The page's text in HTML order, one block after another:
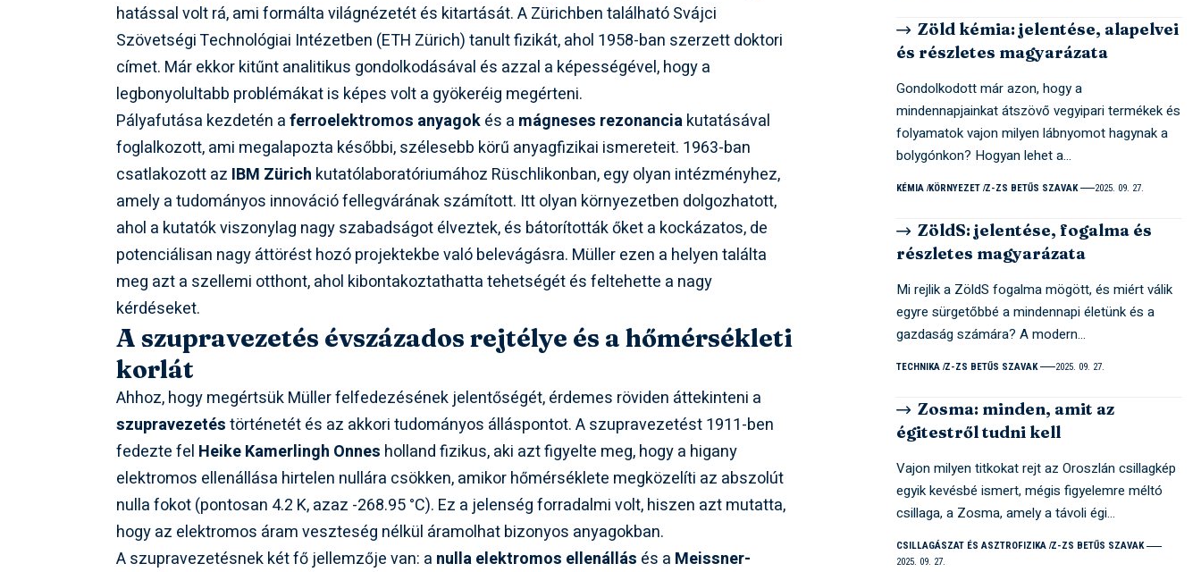
hatással volt rá, ami formálta világnézetét és kitartását. A Zürichben található Svájci
Szövetségi Technológiai Intézetben (ETH Zürich) tanult fizikát, ahol 1958-ban szerzett doktori
címet. Már ekkor kitűnt analitikus gondolkodásával és azzal a képességével, hogy a
legbonyolultabb problémákat is képes volt a gyökeréig megérteni.
Pályafutása kezdetén aferroelektromos anyagokés a mágneses rezonanciakutatásával
foglalkozott, ami megalapozta későbbi, szélesebb körű anyagfizikai ismereteit. 1963-ban
csatlakozott az IBM Zürich kutatólaboratóriumához Rüschlikonban, egy olyan intézményhez,
amely a tudományos innováció fellegvárának számított. Itt olyan környezetben dolgozhatott,
ahol a kutatók viszonylag nagy szabadságot élveztek, és bátorították őket a kockázatos, de
potenciálisan nagy áttörést hozó projektekbe való belevágásra. Müller ezen a helyen találta
meg azt a szellemi otthont, ahol kibontakoztathatta tehetségét és feltehette a nagy
kérdéseket.
A szupravezetés évszázados rejtélye és a hőmérsékleti
korlát
Ahhoz, hogy megértsük Müller felfedezésének jelentőségét, érdemes röviden áttekinteni a
szupravezetéstörténetét és az akkori tudományos álláspontot. A szupravezetést 1911-ben
fedezte fel Heike Kamerlingh Onnes holland fizikus, aki azt figyelte meg, hogy a higany
elektromos ellenállása hirtelen nullára csökken, amikor hőmérséklete megközelíti az abszolút
nulla fokot (pontosan 4.2 K, azaz -268.95 °C). Ez a jelenség forradalmi volt, hiszen azt mutatta,
hogy az elektromos áram veszteség nélkül áramolhat bizonyos anyagokban.
A szupravezetésnek két fő jellemzője van: a nulla elektromos ellenállás és a Meissner-
Zöld kémia: jelentése, alapelvei
és részletes magyarázata
Gondolkodott már azon, hogy a
mindennapjainkat átszövő vegyipari termékek és
folyamatok vajon milyen lábnyomot hagynak a
bolygónkon? Hogyan lehet a…
KÉMIA KÖRNYEZET Z-ZS BETŰS SZAVAK 2025. 09. 27.
ZöldS: jelentése, fogalma és
részletes magyarázata
Mi rejlik a ZöldS fogalma mögött, és miért válik
egyre sürgetőbbé a mindennapi életünk és a
gazdaság számára? A modern…
TECHNIKA Z-ZS BETŰS SZAVAK 2025. 09. 27.
Zosma: minden, amit az
égitestről tudni kell
Vajon milyen titkokat rejt az Oroszlán csillagkép
egyik kevésbé ismert, mégis figyelemre méltó
csillaga, a Zosma, amely a távoli égi…
CSILLAGÁSZAT ÉS ASZTROFIZIKA Z-ZS BETŰS SZAVAK
2025. 09. 27.